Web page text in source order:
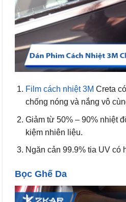
Film cách nhiệt 3M Creta
chống nóng và nắng vô
Giảm từ 50% – 90% nhiệt
kiệm nhiên liệu.
Ngăn cản 99.9% tia UV có
Bọc Ghế Da